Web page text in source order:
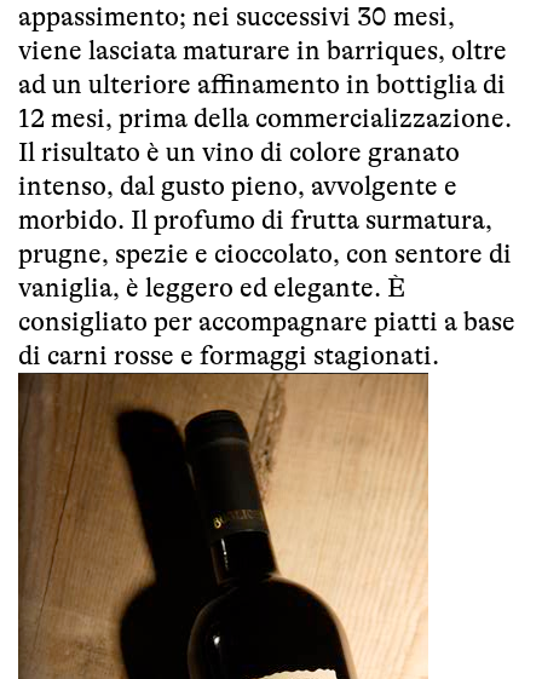
appassimento; nei successivi 30 mesi,
viene lasciata maturare in barriques, oltre
ad un ulteriore affinamento in bottiglia di
12 mesi, prima della commercializzazione.
Il risultato è un vino di colore granato
intenso, dal gusto pieno, avvolgente e
morbido. Il profumo di frutta surmatura,
prugne, spezie e cioccolato, con sentore di
vaniglia, è leggero ed elegante. È
consigliato per accompagnare piatti a base
di carni rosse e formaggi stagionati.